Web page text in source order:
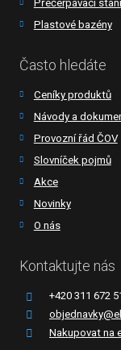
Přečerpávací
Plastové bazény
Často hledáte
Ceníky produktů
Návody a
Provozní řád ČOV
Slovníček pojmů
Akce
Novinky
O nás
Kontaktujte nás
+420 311 672
Nakupovat na